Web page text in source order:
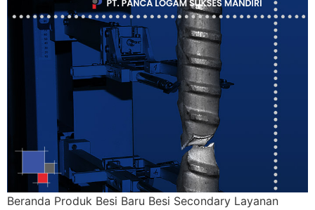
Beranda Produk Besi Baru Besi Secondary Layanan